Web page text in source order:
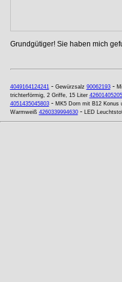
Grundgütiger! Sie haben mich
4049164124241- Gewürzsalz 90062193-
trichterförmig, 2 Griffe, 15 Liter
4051435045803- MK5 Dorn mit B12 Konus
Warmweiß 4260339994630- LED